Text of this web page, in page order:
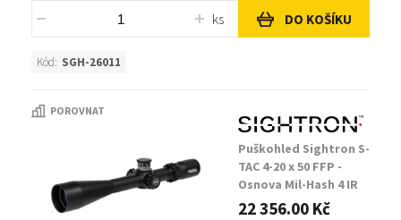
ks DO KOŠÍKU
Kód: SGH-26011
POROVNAT
Puškohled Sightron S-
TAC 4-20 x 50 FFP -
Osnova Mil-Hash 4 IR
22 356.00 Kč